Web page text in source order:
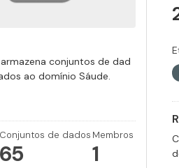
conjuntos de dad
ao domínio Sáude.
Conjuntos de dados
65
Membros
1